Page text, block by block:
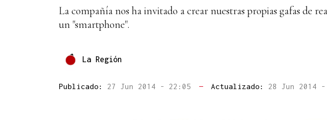
La compañía nos ha invitado a crear nuestras propias gafas de
un "smartphone".
La Región
Publicado: 27 Jun 2014 - 22:05 — Actualizado: 28 Jun 2014